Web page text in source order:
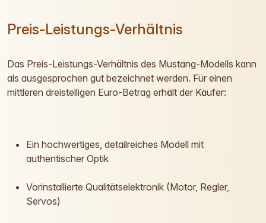
Preis-Leistungs-Verhältnis
Das Preis-Leistungs-Verhältnis des Mustang-Modells kann
als ausgesprochen gut bezeichnet werden. Für einen
mittleren dreistelligen Euro-Betrag erhält der Käufer:
Ein hochwertiges, detailreiches Modell mit
authentischer Optik
Vorinstallierte Qualitätselektronik (Motor, Regler,
Servos)